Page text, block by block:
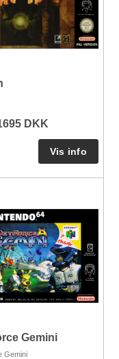
DKK
Gemini
Gemini